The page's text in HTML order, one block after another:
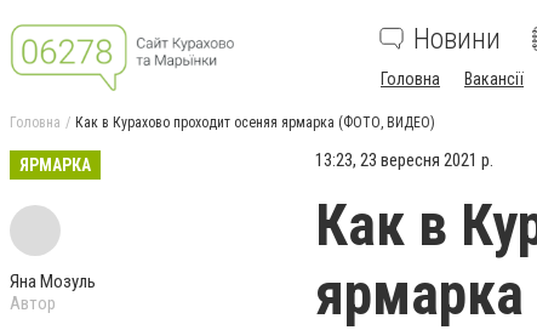
Новини
Головна Вакансії
Головна Как в Курахово проходит осеняя ярмарка (ФОТО, ВИДЕО)
ЯРМАРКА
Яна Мозуль
Автор
13:23, 23 вересня 2021 р.
Как в